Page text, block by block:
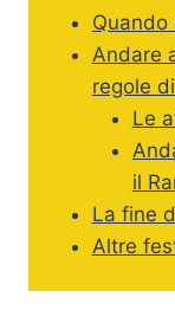
Quando
Andare
regole
Le
il
La fine
Altre